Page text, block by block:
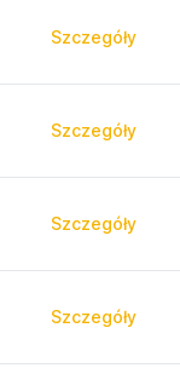
Szczegóły
Szczegóły
Szczegóły
Szczegóły